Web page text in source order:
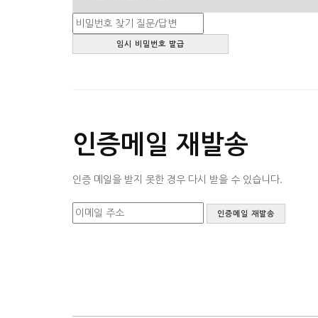
인증메일 재발송
인증 메일을 받지 못한 경우 다시 받을 수 있습니다.